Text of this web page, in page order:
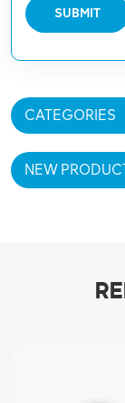
SUBMIT
CATEGORIES
NEW